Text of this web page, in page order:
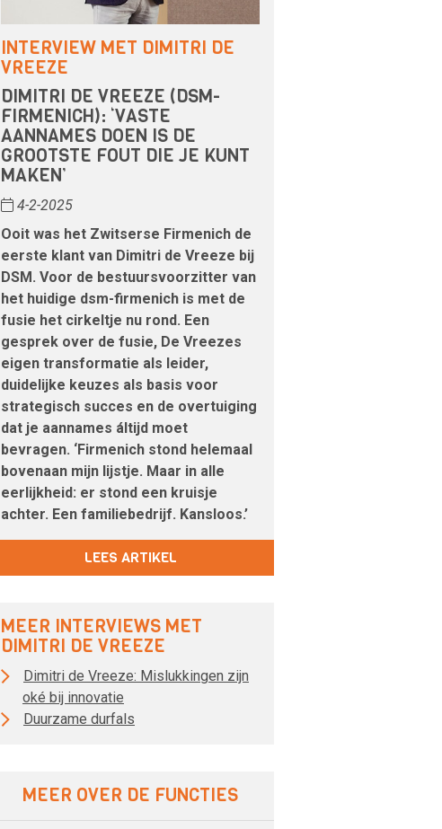
INTERVIEW MET DIMITRI DE
VREEZE
DIMITRI DE VREEZE (DSM-
FIRMENICH): ‘VASTE
AANNAMES DOEN IS DE
GROOTSTE FOUT DIE JE KUNT
MAKEN’
4-2-2025
Ooit was het Zwitserse Firmenich de
eerste klant van Dimitri de Vreeze bij
DSM. Voor de bestuursvoorzitter van
het huidige dsm-firmenich is met de
fusie het cirkeltje nu rond. Een
gesprek over de fusie, De Vreezes
eigen transformatie als leider,
duidelijke keuzes als basis voor
strategisch succes en de overtuiging
dat je aannames áltijd moet
bevragen. ‘Firmenich stond helemaal
bovenaan mijn lijstje. Maar in alle
eerlijkheid: er stond een kruisje
achter. Een familiebedrijf. Kansloos.’
LEES ARTIKEL
MEER INTERVIEWS MET
DIMITRI DE VREEZE
Dimitri de Vreeze: Mislukkingen zijn
oké bij innovatie
Duurzame durfals
MEER OVER DE FUNCTIES